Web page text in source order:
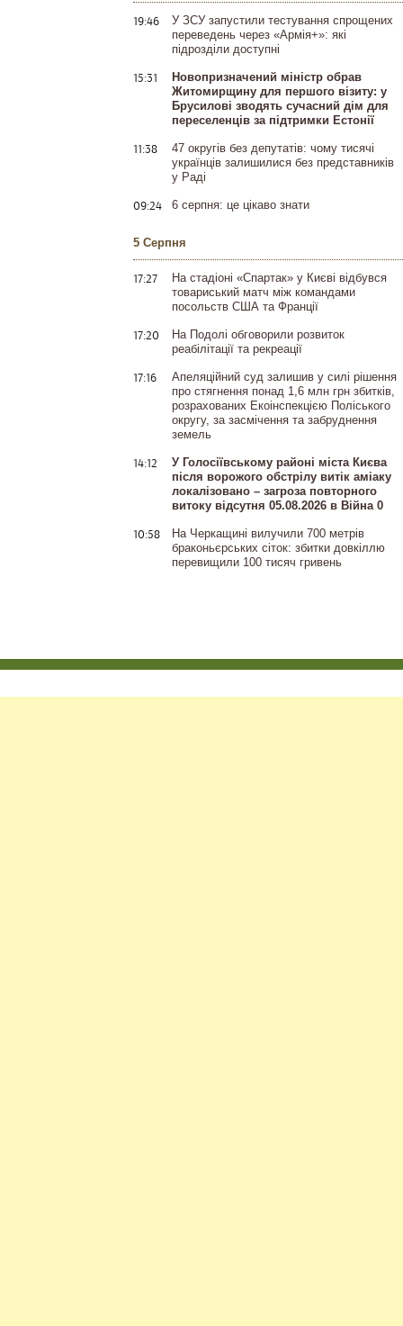
19:46
У ЗСУ запустили тестування спрощених
переведень через «Армія+»: які
підрозділи доступні
15:31
Новопризначений міністр обрав
Житомирщину для першого візиту: у
Брусилові зводять сучасний дім для
переселенців за підтримки Естонії
11:38
47 округів без депутатів: чому тисячі
українців залишилися без представників
у Раді
09:24 6 серпня: це цікаво знати
5 Серпня
17:27
На стадіоні «Спартак» у Києві відбувся
товариський матч між командами
посольств США та Франції
17:20
На Подолі обговорили розвиток
реабілітації та рекреації
17:16
Апеляційний суд залишив у силі рішення
про стягнення понад 1,6 млн грн збитків,
розрахованих Екоінспекцією Поліського
округу, за засмічення та забруднення
земель
14:12
У Голосіївському районі міста Києва
після ворожого обстрілу витік аміаку
локалізовано – загроза повторного
витоку відсутня 05.08.2026 в Війна 0
10:58
На Черкащині вилучили 700 метрів
браконьєрських сіток: збитки довкіллю
перевищили 100 тисяч гривень